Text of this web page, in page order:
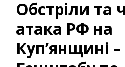
Обстріли та
атака РФ на
Куп’янщині